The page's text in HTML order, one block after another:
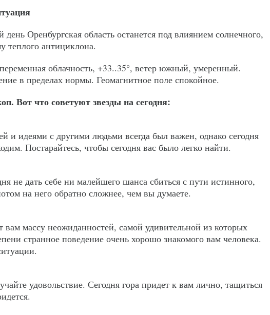
Оренбургская область останется под влиянием солнечного,
теплого антициклона.
облачность, +33..35°, ветер южный, умеренный.
в пределах нормы. Геомагнитное поле спокойное.
Вот что советуют звезды на сегодня:
и идеями с другими людьми всегда был важен, однако сегодня
Постарайтесь, чтобы сегодня вас было легко найти.
не дать себе ни малейшего шанса сбиться с пути истинного,
на него обратно сложнее, чем вы думаете.
вам массу неожиданностей, самой удивительной из которых
странное поведение очень хорошо знакомого вам человека.
удовольствие. Сегодня гора придет к вам лично, тащиться